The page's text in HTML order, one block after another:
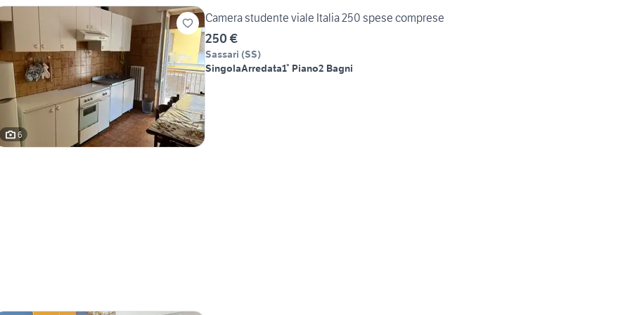
6
Camera studente viale Italia 250 spese comprese
250 €
Sassari (SS)
SingolaArredata1° Piano2 Bagni